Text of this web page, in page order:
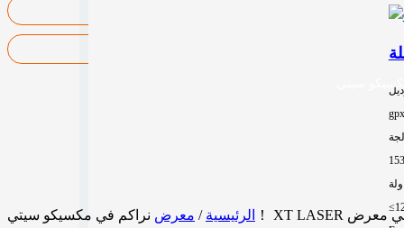
الرئيسية / معرض